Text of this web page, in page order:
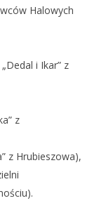
Halowych
i Ikar” z
z
z Hrubieszowa),